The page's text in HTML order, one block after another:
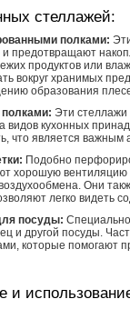
стеллажей:
полками:
предотвращают
продуктов или
вокруг хранимых
образования
Эти стеллажи
видов кухонных
что является
Подобно
хорошую вентиляцию
Они
легко видеть
посуды:
и другой посуды.
которые помогают
и